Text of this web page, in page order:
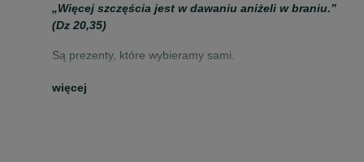
„Więcej szczęścia jest w dawaniu aniżeli w braniu.”
(Dz 20,35)
Są prezenty, które wybieramy sami.
I są takie, które pozwalają wybrać sercu.
Nie zawsze wiemy, która bransoletka, dziesiątka różańca
więcej